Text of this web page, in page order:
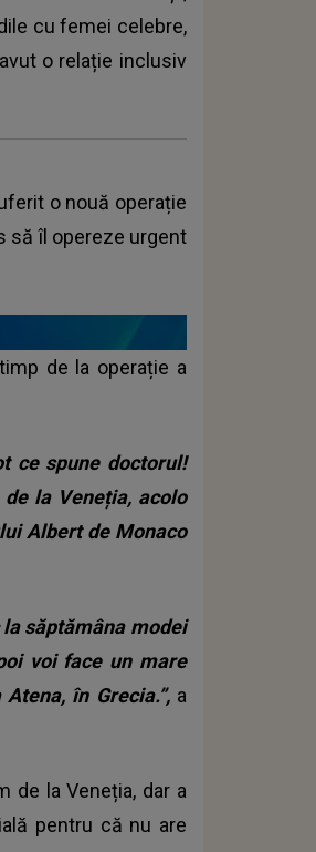
cu femei celebre,
o relație inclusiv
o nouă operație
să îl opereze urgent
de la operație a
ce spune doctorul!
la Veneția, acolo
Albert de Monaco
săptămâna modei
voi face un mare
în Grecia.”, a
de la Veneția, dar a
pentru că nu are